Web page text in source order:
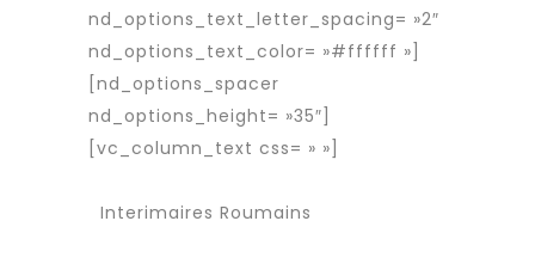
nd_options_text_letter_spacing= »2″
nd_options_text_color= »#ffffff »]
[nd_options_spacer
nd_options_height= »35″]
[vc_column_text css= » »]
Interimaires Roumains